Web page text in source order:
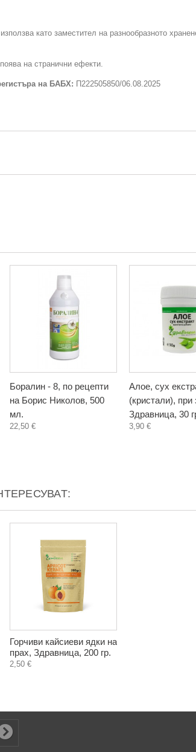
като заместител на разнообразното
на странични ефекти.
на БАБХ: П222505850/06.08.2025
Боралин - 8, по рецепти
на Борис Николов, 500
мл.
22,50 €
Алое, сух
(кристали), при
Здравница, 30
3,90 €
Горчиви кайсиеви ядки на
прах, Здравница, 200 гр.
2,50 €